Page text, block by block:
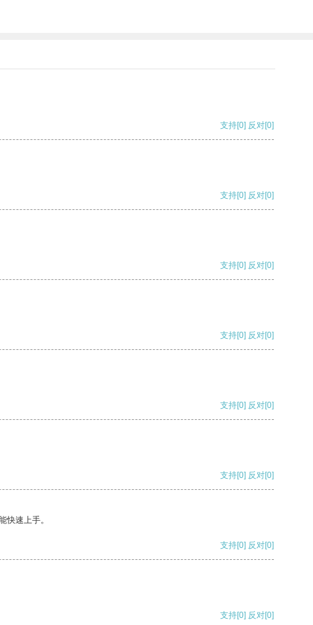
支持[0] 反对[0]
支持[0] 反对[0]
支持[0] 反对[0]
支持[0] 反对[0]
支持[0] 反对[0]
支持[0] 反对[0]
快速上手。
支持[0] 反对[0]
支持[0] 反对[0]